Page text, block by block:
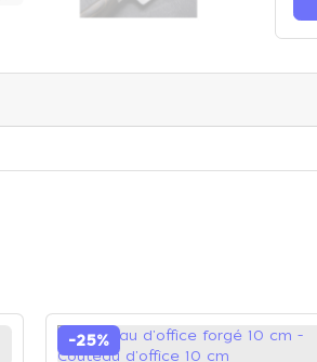
-25%